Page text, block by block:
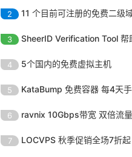
港、新加坡、
洛杉矶等多个
于 KVM 虚拟
国两大系列。
2 11 个目前可注册的免费二级
OrangeVPS
的海外主机服
VDS 业务，数
洛杉矶等多个
SSD 固态硬盘
国两大系列。
3
OrangeVPS
的海外主机服
VDS 业务，数
洛杉矶等多个
SSD 固态硬盘
4 5个国内的免费虚拟主机
OrangeVPS
的海外主机服
VDS 业务，数
洛杉矶等多个
5 KataBump 免费容器 每4天
OrangeVPS
的海外主机服
VDS 业务，数
6 ravnix 10Gbps带宽 双倍流
OrangeVPS
的海外主机服
7